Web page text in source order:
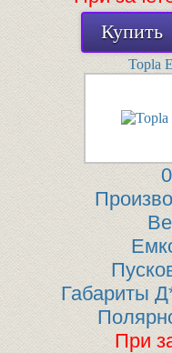
Купить
Topla
Габариты
При